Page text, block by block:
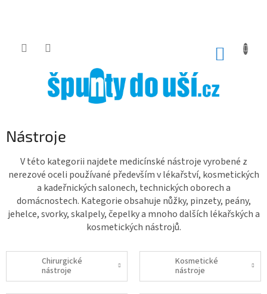
Nástroje
V této kategorii najdete medicínské nástroje vyrobené z
nerezové oceli používané především v lékařství, kosmetických
a kadeřnických salonech, technických oborech a
domácnostech. Kategorie obsahuje nůžky, pinzety, peány,
jehelce, svorky, skalpely, čepelky a mnoho dalších lékařských a
kosmetických nástrojů.
Chirurgické
nástroje
Kosmetické
nástroje